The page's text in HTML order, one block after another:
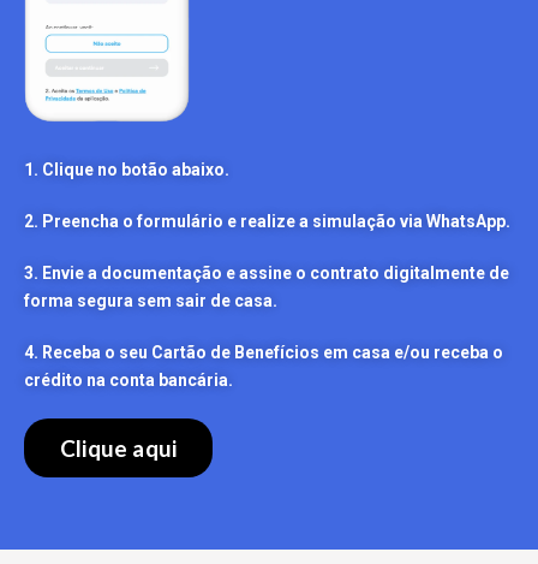
1. Clique no botão abaixo.
2. Preencha o formulário e realize a simulação via WhatsApp.
3. Envie a documentação e assine o contrato digitalmente de
forma segura sem sair de casa.
4. Receba o seu Cartão de Benefícios em casa e/ou receba o
crédito na conta bancária.
Clique aqui